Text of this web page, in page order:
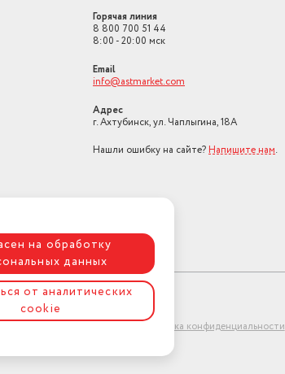
Горячая линия
8 800 700 51 44
8:00 - 20:00 мск
Email
info@astmarket.com
Адрес
г. Ахтубинск, ул. Чаплыгина, 18А
Нашли ошибку на сайте? Напишите нам.
Политика конфиденциальности
на обработку
данных
от аналитических
cookie